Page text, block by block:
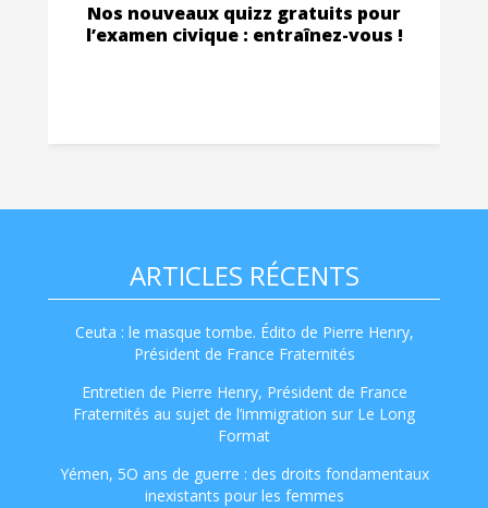
Nos nouveaux quizz gratuits pour
l’examen civique : entraînez-vous !
ARTICLES RÉCENTS
Ceuta : le masque tombe. Édito de Pierre Henry,
Président de France Fraternités
Entretien de Pierre Henry, Président de France
Fraternités au sujet de l’immigration sur Le Long
Format
Yémen, 5O ans de guerre : des droits fondamentaux
inexistants pour les femmes